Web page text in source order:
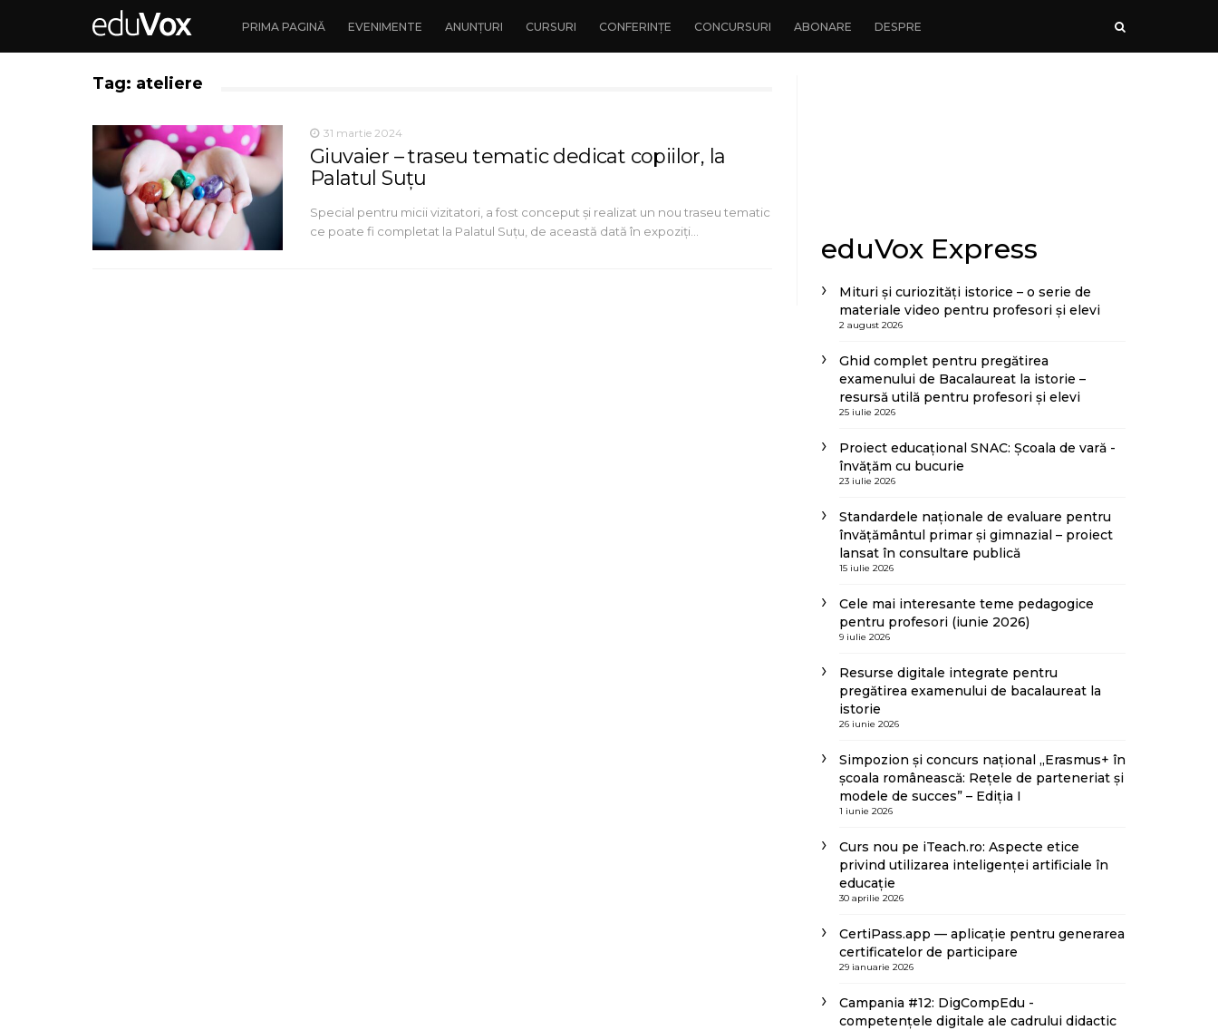
PRIMA PAGINĂ EVENIMENTE ANUNȚURI CURSURI CONFERINȚE CONCURSURI ABONARE DESPRE
Tag: ateliere
31 martie 2024
Giuvaier – traseu tematic dedicat copiilor, la
Palatul Suțu
Special pentru micii vizitatori, a fost conceput și realizat un nou traseu tematic
ce poate fi completat la Palatul Suțu, de această dată în expoziți…
eduVox Express
Mituri și curiozități istorice – o serie de
materiale video pentru profesori și elevi
2 august 2026
Ghid complet pentru pregătirea
examenului de Bacalaureat la istorie –
resursă utilă pentru profesori și elevi
25 iulie 2026
Proiect educațional SNAC: Școala de vară -
învățăm cu bucurie
23 iulie 2026
Standardele naționale de evaluare pentru
învățământul primar și gimnazial – proiect
lansat în consultare publică
15 iulie 2026
Cele mai interesante teme pedagogice
pentru profesori (iunie 2026)
9 iulie 2026
Resurse digitale integrate pentru
pregătirea examenului de bacalaureat la
istorie
26 iunie 2026
Simpozion și concurs național „Erasmus+ în
școala românească: Rețele de parteneriat și
modele de succes” – Ediția I
1 iunie 2026
Curs nou pe iTeach.ro: Aspecte etice
privind utilizarea inteligenței artificiale în
educație
30 aprilie 2026
CertiPass.app — aplicație pentru generarea
certificatelor de participare
29 ianuarie 2026
Campania #12: DigCompEdu -
competențele digitale ale cadrului didactic